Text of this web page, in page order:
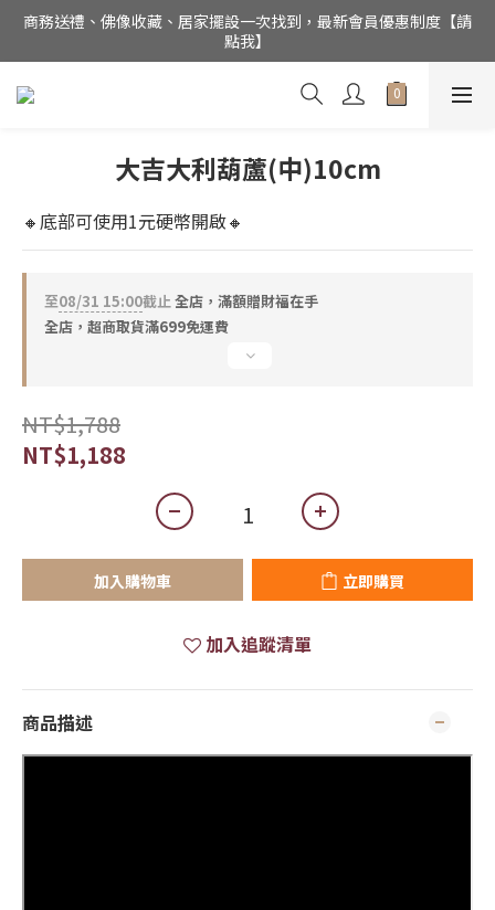
公司電話(02)27852017，門市為預約制【請點我】
商務送禮、佛像收藏、居家擺設一次找到，最新會員優惠制度【請
點我】
銅作TUMZUO為銅師傅台灣唯一總代理，用實誠合理的價格，讓
銅工藝成為您的居家美飾
公司電話(02)27852017，門市為預約制【請點我】
大吉大利葫蘆(中)10cm
🔸底部可使用1元硬幣開啟🔸
至08/31 15:00截止全店，滿額贈財福在手
全店，超商取貨滿699免運費
NT$1,788
NT$1,188
加入購物車 立即購買
加入追蹤清單
商品描述